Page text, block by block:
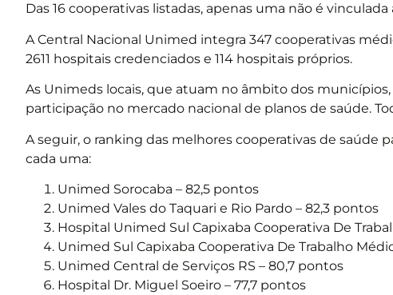
Das 16 cooperativas listadas, apenas uma não é
A Central Nacional Unimed integra 347 cooperativas
2611 hospitais credenciados e 114 hospitais próprios.
As Unimeds locais, que atuam no âmbito dos
participação no mercado nacional de planos de saúde.
A seguir, o ranking das melhores cooperativas de saúde
cada uma:
Unimed Sorocaba – 82,5 pontos
Unimed Vales do Taquari e Rio Pardo – 82,3 pontos
Hospital Unimed Sul Capixaba Cooperativa De
Unimed Sul Capixaba Cooperativa De Trabalho
Unimed Central de Serviços RS – 80,7 pontos
Hospital Dr. Miguel Soeiro – 77,7 pontos